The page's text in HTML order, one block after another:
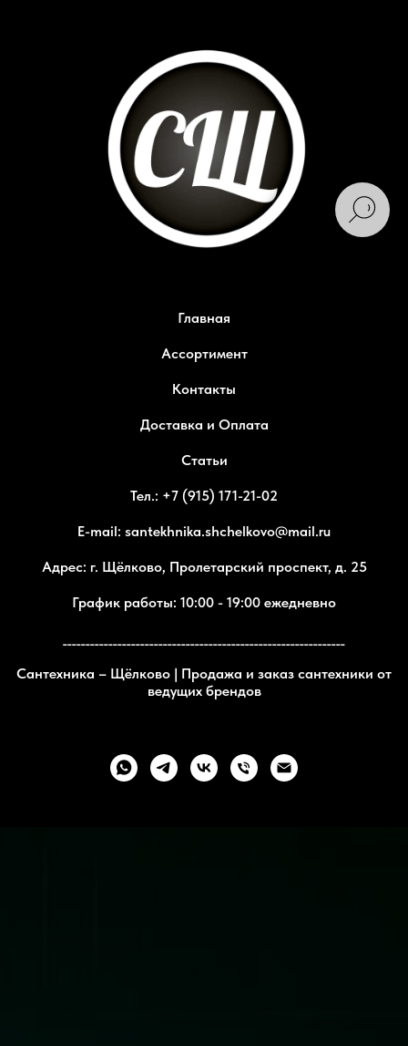
Главная
Ассортимент
Контакты
Доставка и Оплата
Статьи
Тел.: +7 (915) 171-21-02
E-mail: santekhnika.shchelkovo@mail.ru
Адрес: г. Щёлково, Пролетарский проспект, д. 25
График работы: 10:00 - 19:00 ежедневно
Сантехника – Щёлково | Продажа и заказ сантехники от
ведущих брендов